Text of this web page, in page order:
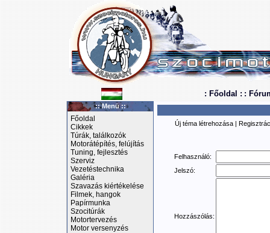
: Főoldal : :
:: Menü ::
Főoldal
Cikkek
Túrák, találkozók
Motorátépítés, felújítás
Tuning, fejlesztés
Szerviz
Vezetéstechnika
Galéria
Szavazás kiértékelése
Filmek, hangok
Papírmunka
Szocitúrák
Motortervezés
Motor versenyzés
Új téma létrehozása |
Felhasználó:
Jelszó:
Hozzászólás: